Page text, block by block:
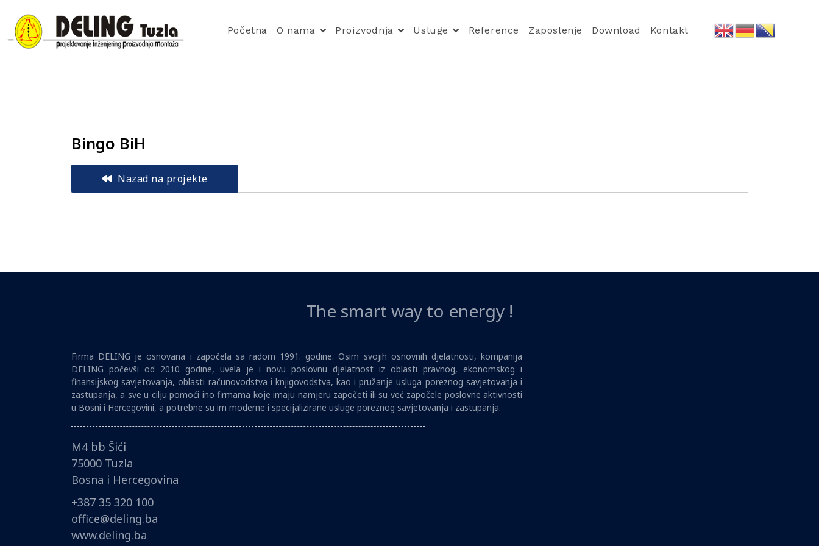
Početna O nama Proizvodnja Usluge Reference Zaposlenje Download Kontakt
Bingo BiH
Nazad na projekte
The smart way to energy !
Firma DELING je osnovana i započela sa radom 1991. godine. Osim svojih osnovnih djelatnosti, kompanija
DELING počevši od 2010 godine, uvela je i novu poslovnu djelatnost iz oblasti pravnog, ekonomskog i
finansijskog savjetovanja, oblasti računovodstva i knjigovodstva, kao i pružanje usluga poreznog savjetovanja i
zastupanja, a sve u cilju pomoći ino firmama koje imaju namjeru započeti ili su već započele poslovne aktivnosti
u Bosni i Hercegovini, a potrebne su im moderne i specijalizirane usluge poreznog savjetovanja i zastupanja.
M4 bb Šići
75000 Tuzla
Bosna i Hercegovina
+387 35 320 100
office@deling.ba
www.deling.ba